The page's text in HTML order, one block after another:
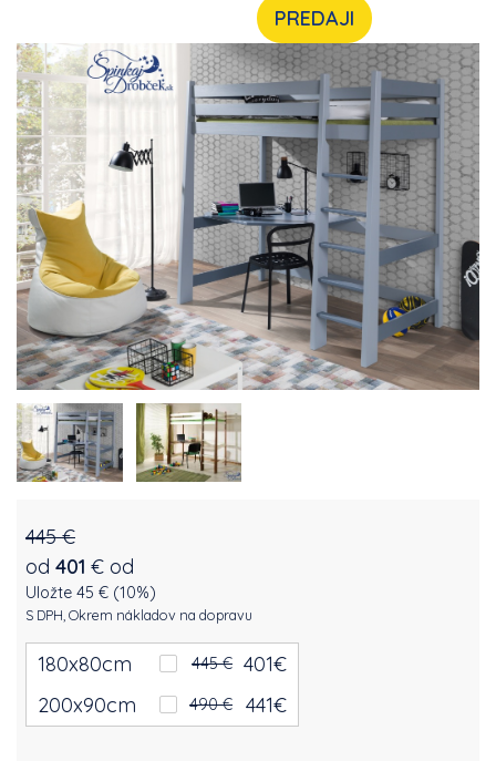
PREDAJI
445 €
od 401 € od
Uložte 45 € (10%)
S DPH, Okrem nákladov na dopravu
180x80cm 445 € 401€
200x90cm
490 € 441€